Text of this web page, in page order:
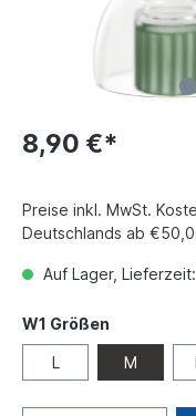
8,90 €*
Preise inkl. MwSt.
Deutschlands ab
Auf Lager,
W1 Größen
L M